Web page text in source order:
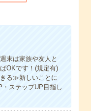
末は家族や友人と
OKです！(規定有)
る≫新しいことに
ステップUP目指し